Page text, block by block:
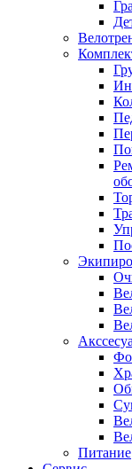
Питание